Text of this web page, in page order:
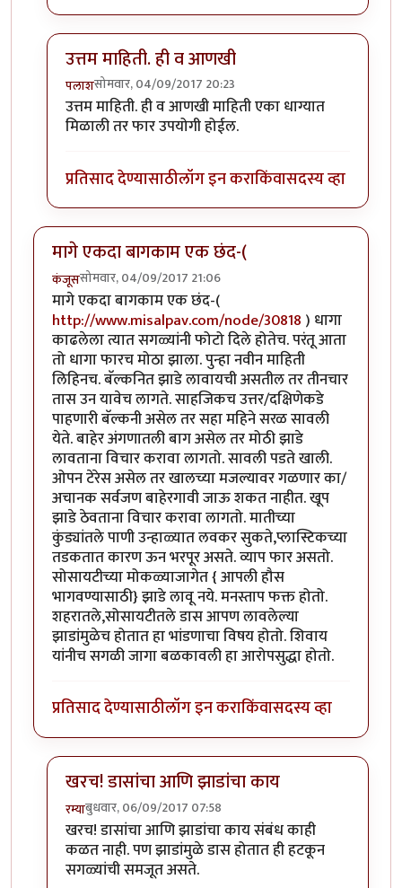
उत्तम माहिती. ही व आणखी
पलाशसोमवार, 04/09/2017 20:23
In reply toशंभर रु किलोच्या डाळीच्याbyकंजूस
उत्तम माहिती. ही व आणखी माहिती एका धाग्यात
मिळाली तर फार उपयोगी होईल.
प्रतिसाद देण्यासाठीलॉग इन कराकिंवासदस्य व्हा
मागे एकदा बागकाम एक छंद-(
कंजूससोमवार, 04/09/2017 21:06
मागे एकदा बागकाम एक छंद-(
http://www.misalpav.com/node/30818 ) धागा
काढलेला त्यात सगळ्यांनी फोटो दिले होतेच. परंतू आता
तो धागा फारच मोठा झाला. पुन्हा नवीन माहिती
लिहिनच. बॅल्कनित झाडे लावायची असतील तर तीनचार
तास उन यावेच लागते. साहजिकच उत्तर/दक्षिणेकडे
पाहणारी बॅल्कनी असेल तर सहा महिने सरळ सावली
येते. बाहेर अंगणातली बाग असेल तर मोठी झाडे
लावताना विचार करावा लागतो. सावली पडते खाली.
ओपन टेरेस असेल तर खालच्या मजल्यावर गळणार का/
अचानक सर्वजण बाहेरगावी जाऊ शकत नाहीत. खूप
झाडे ठेवताना विचार करावा लागतो. मातीच्या
कुंड्यांतले पाणी उन्हाळ्यात लवकर सुकते,प्लास्टिकच्या
तडकतात कारण ऊन भरपूर असते. व्याप फार असतो.
सोसायटीच्या मोकळ्याजागेत { आपली हौस
भागवण्यासाठी} झाडे लावू नये. मनस्ताप फक्त होतो.
शहरातले,सोसायटीतले डास आपण लावलेल्या
झाडांमुळेच होतात हा भांडणाचा विषय होतो. शिवाय
यांनीच सगळी जागा बळकावली हा आरोपसुद्धा होतो.
प्रतिसाद देण्यासाठीलॉग इन कराकिंवासदस्य व्हा
खरच! डासांचा आणि झाडांचा काय
रम्याबुधवार, 06/09/2017 07:58
In reply toमागे एकदा बागकाम एक छंद-(by
खरच! डासांचा आणि झाडांचा काय संबंध काही
कळत नाही. पण झाडांमुळे डास होतात ही हटकून
सगळ्यांची समजूत असते.